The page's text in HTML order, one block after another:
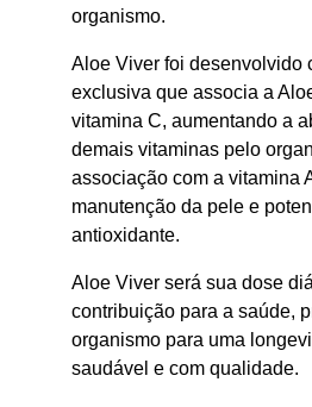
organismo.
Aloe Viver foi desenvolvido
exclusiva que associa a
vitamina C, aumentando a
demais vitaminas pelo
associação com a vitamina
manutenção da pele e
antioxidante.
Aloe Viver será sua dose
contribuição para a saúde,
organismo para uma
saudável e com qualidade.